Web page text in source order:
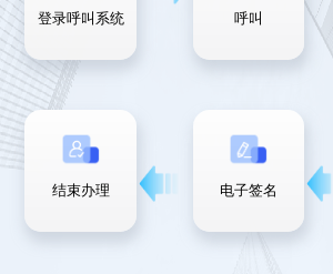
登录呼叫系统 呼叫
结束办理 电子签名